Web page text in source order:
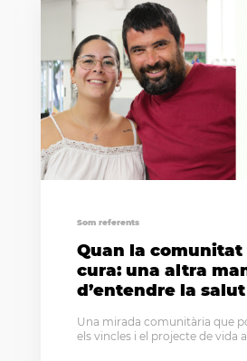
Som referents
Quan la
cura: una altra
d’entendre la
Una mirada comunitària que
els vincles i el projecte de vida